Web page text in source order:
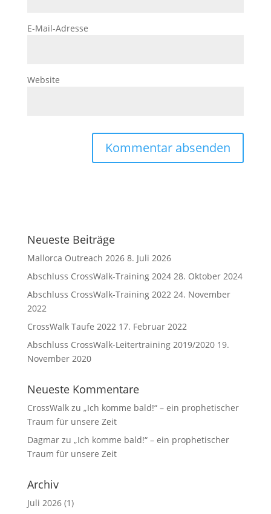
E-Mail-Adresse
Website
Neueste Beiträge
Mallorca Outreach 2026 8. Juli 2026
Abschluss CrossWalk-Training 2024 28. Oktober 2024
Abschluss CrossWalk-Training 2022 24. November
2022
CrossWalk Taufe 2022 17. Februar 2022
Abschluss CrossWalk-Leitertraining 2019/2020 19.
November 2020
Neueste Kommentare
CrossWalkzu „Ich komme bald!“ – ein prophetischer
Traum für unsere Zeit
Dagmarzu „Ich komme bald!“ – ein prophetischer
Traum für unsere Zeit
Archiv
Juli 2026(1)